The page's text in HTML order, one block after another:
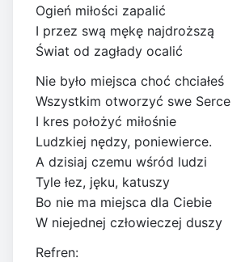
Ogień miłości zapalić
I przez swą mękę najdroższą
Świat od zagłady ocalić
Nie było miejsca choć chciałeś
Wszystkim otworzyć swe Serce
I kres położyć miłośnie
Ludzkiej nędzy, poniewierce.
A dzisiaj czemu wśród ludzi
Tyle łez, jęku, katuszy
Bo nie ma miejsca dla Ciebie
W niejednej człowieczej duszy
Refren: